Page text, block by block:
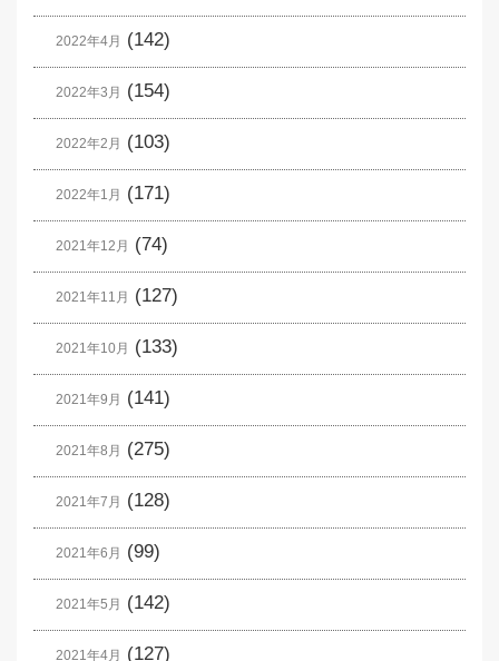
2022年4月 (142)
2022年3月 (154)
2022年2月 (103)
2022年1月 (171)
2021年12月 (74)
2021年11月 (127)
2021年10月 (133)
2021年9月 (141)
2021年8月 (275)
2021年7月 (128)
2021年6月 (99)
2021年5月 (142)
2021年4月 (127)